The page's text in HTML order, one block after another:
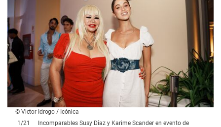
© Victor Idrogo / Icónica
1/21
Incomparables Susy Díaz y Karime Scander en evento de